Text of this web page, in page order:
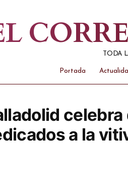
TODA
Portada
celebra
a la